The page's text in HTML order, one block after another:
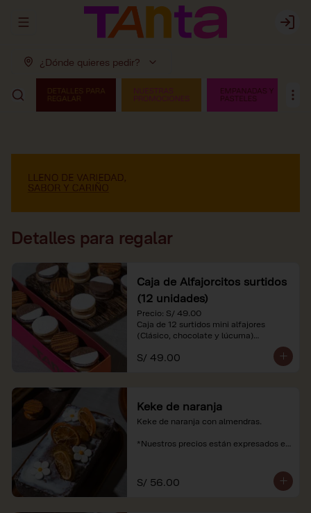
Abrir menu de navegación Login
¿Dónde quieres pedir?
Detalles para regalar
Caja de Alfajorcitos surtidos
(12 unidades)
Precio: S/ 49.00
Caja de 12 surtidos mini alfajores
(Clásico, chocolate y lúcuma)
*Nuestros precios están expresados en
S/ 49.00
Keke de naranja
Keke de naranja con almendras.
*Nuestros precios están expresados en
S/ 56.00